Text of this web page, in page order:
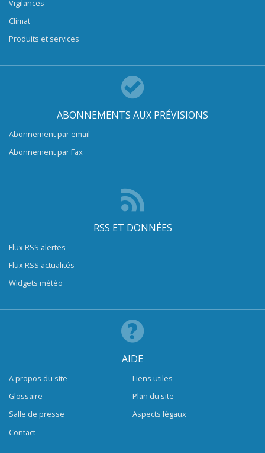
Vigilances
Climat
Produits et services
ABONNEMENTS AUX PRÉVISIONS
Abonnement par email
Abonnement par Fax
RSS ET DONNÉES
Flux RSS alertes
Flux RSS actualités
Widgets météo
AIDE
A propos du site
Glossaire
Salle de presse
Contact
Liens utiles
Plan du site
Aspects légaux